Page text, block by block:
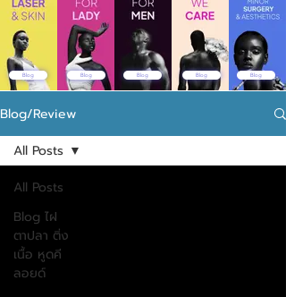
Blog Blog Blog
Blog Blog
Blog/Review
All Posts
Blog ไฝ
ตาปลา ติ่ง
เนื้อ หูดคี
ลอยด์
All Posts